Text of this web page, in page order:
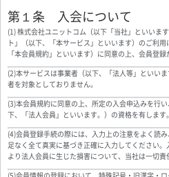
第１条 入会について
(1) 株式会社ユニットコム（以下「当社」といいま
ト」（以下、「本サービス」といいます）のご利用
「本会員規約」といいます）に同意の上、会員登録
(2)本サービスは事業者（以下、「法人等」といい
者を対象としておりません。
(3)本会員規約に同意の上、所定の入会申込みを行
下、「法人会員」といいます。）の資格を有します。
(4)会員登録手続の際には、入力上の注意をよく読
足なく全て真実に基づき正確に入力してください
より法人会員に生じた損害について、当社は一切責